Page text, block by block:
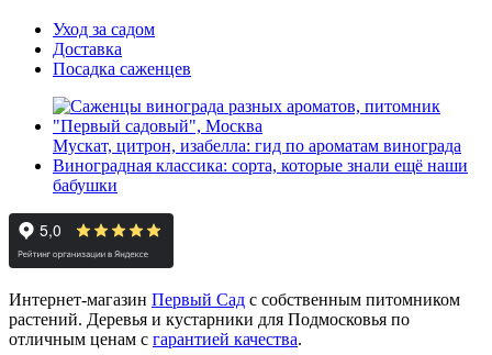
Уход за садом
Доставка
Посадка саженцев
Мускат, цитрон, изабелла: гид по ароматам винограда
Виноградная классика: сорта, которые знали ещё наши
бабушки
Интернет-магазин Первый Сад с собственным питомником
растений. Деревья и кустарники для Подмосковья по
отличным ценам с гарантией качества.